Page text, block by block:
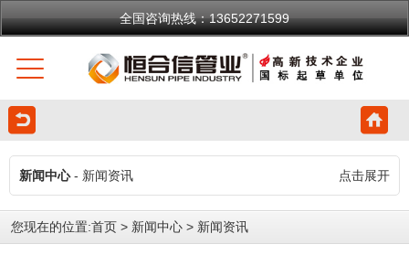
全国咨询热线：13652271599
新闻中心- 新闻资讯 点击展开
您现在的位置:首页 > 新闻中心 > 新闻资讯